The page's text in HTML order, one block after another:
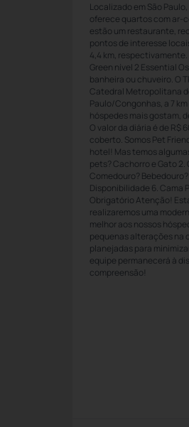
Localizado em São
oferece quartos com ar-
estão um restaurante,
pontos de interesse
4,4 km,
Green nível 2 Essential
banheira ou chuveiro. O
Catedral Metropolitana
Paulo/Congonhas, a 7
hóspedes mais gostam,
O valor da diária é de
coberto. Somos Pet
hotel! Mas temos
pets? Cachorro e Gato 2.
Comedouro?
Disponibilidade 6. Cama
Obrigatório Atenção!
realizaremos uma
melhor aos nossos
pequenas alterações na
planejadas para
equipe permanecerá à
compreensão!